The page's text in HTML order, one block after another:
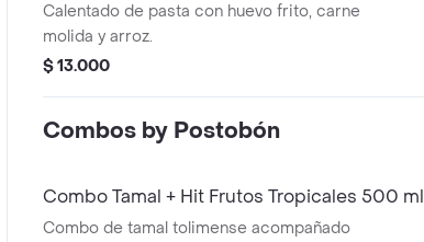
Calentado de pasta con huevo frito, carne
molida y arroz.
$ 13.000
Combos by Postobón
Combo Tamal + Hit Frutos Tropicales 500 ml
Combo de tamal tolimense acompañado